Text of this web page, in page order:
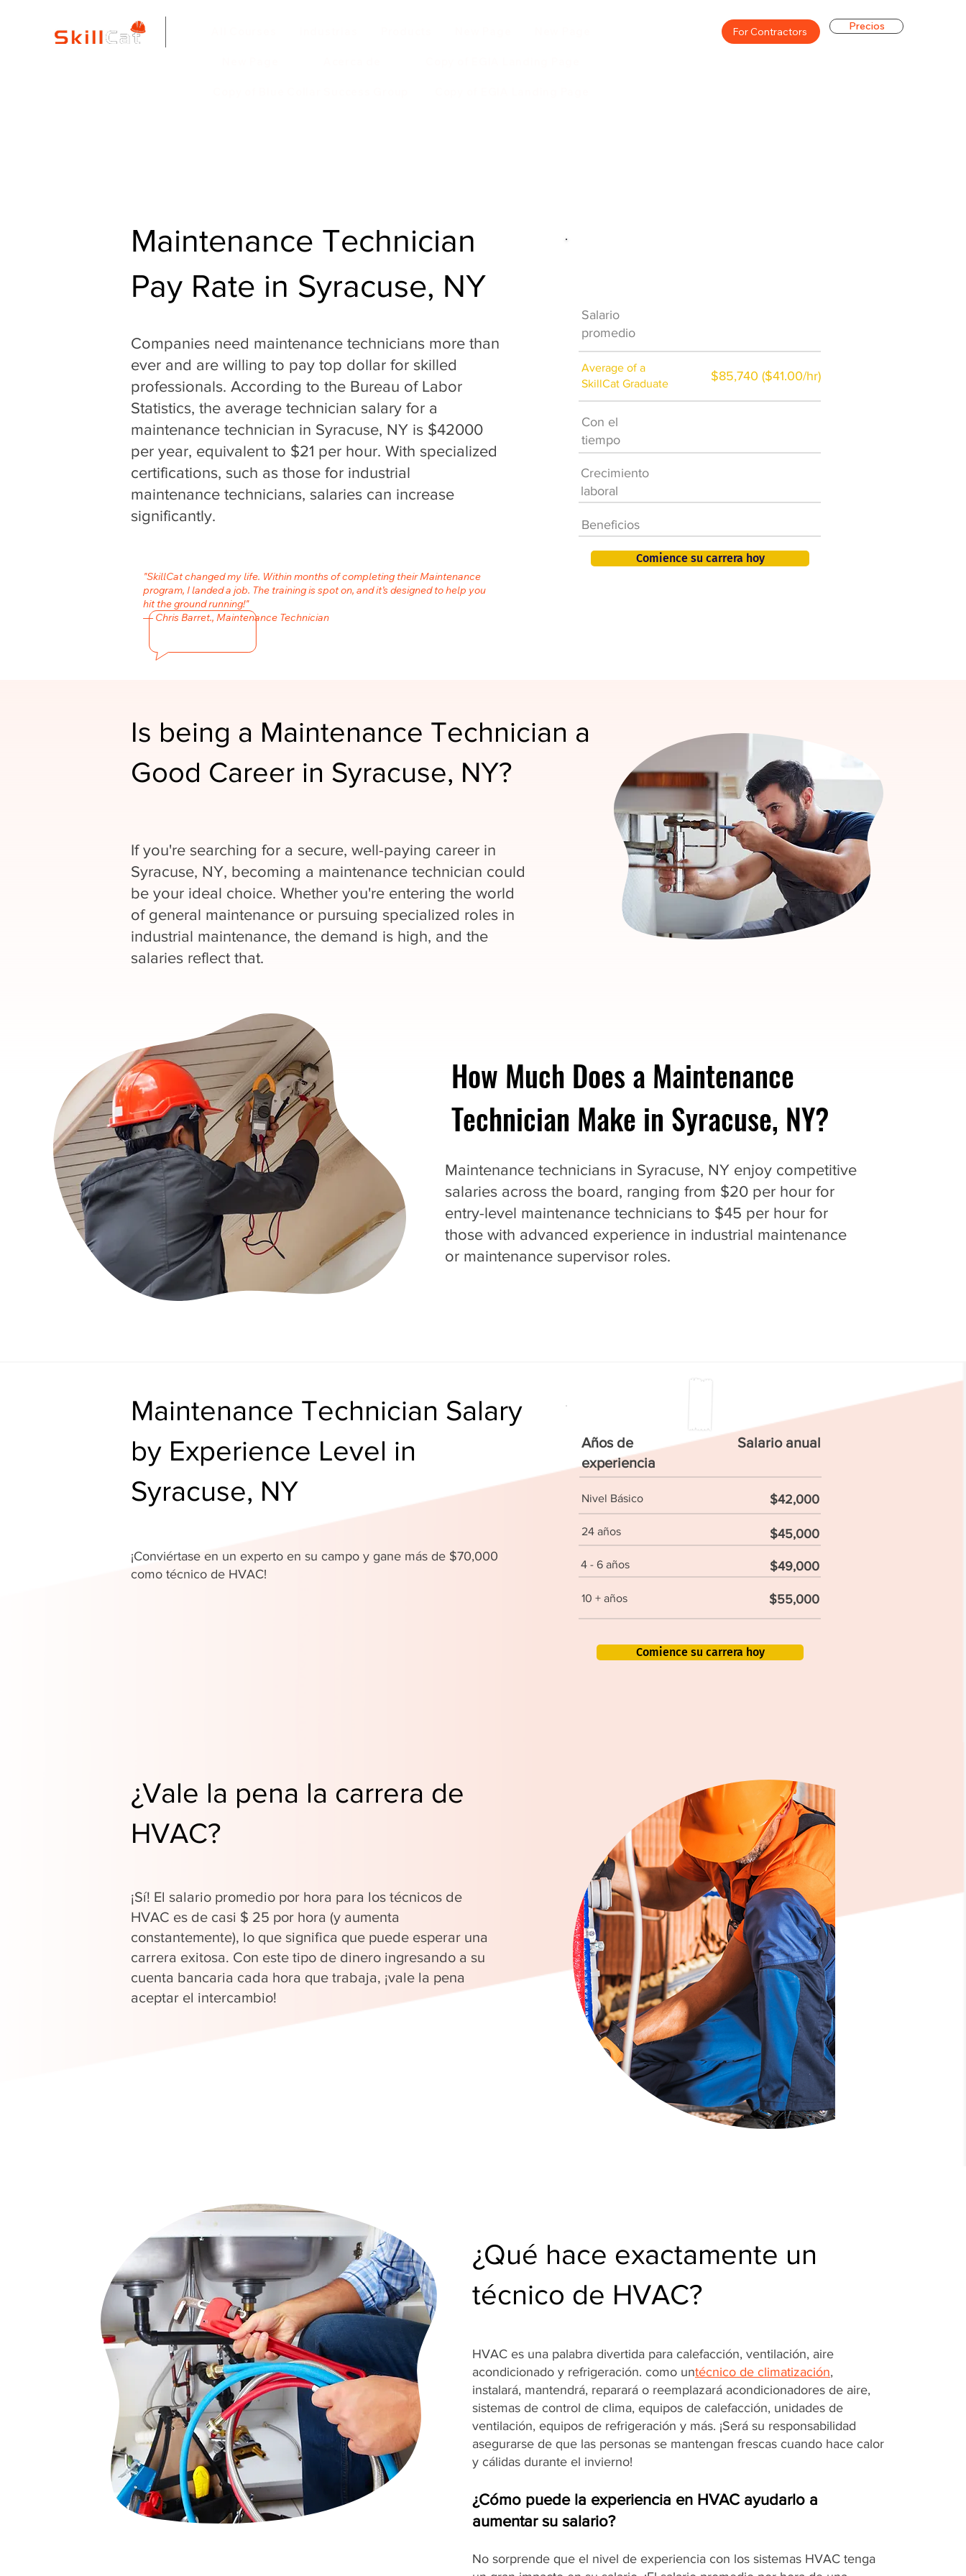
For Contractors Precios
Maintenance Technician
Pay Rate in Syracuse, NY
Companies need maintenance technicians more than
ever and are willing to pay top dollar for skilled
professionals. According to the Bureau of Labor
Statistics, the average technician salary for a
maintenance technician in Syracuse, NY is $42000
per year, equivalent to $21 per hour. With specialized
certifications, such as those for industrial
maintenance technicians, salaries can increase
significantly.
"SkillCat changed my life. Within months of completing their Maintenance
program, I landed a job. The training is spot on, and it’s designed to help you
hit the ground running!"
— Chris Barret., Maintenance Technician
Salario
promedio
Average of a
SkillCat Graduate
$85,740 ($41.00/hr)
Con el
tiempo
Crecimiento
laboral
Beneficios
Comience su carrera hoy
Is being a Maintenance Technician a
Good Career in Syracuse, NY?
If you're searching for a secure, well-paying career in
Syracuse, NY, becoming a maintenance technician could
be your ideal choice. Whether you're entering the world
of general maintenance or pursuing specialized roles in
industrial maintenance, the demand is high, and the
salaries reflect that.
How Much Does a Maintenance
Technician Make in Syracuse, NY?
Maintenance technicians in Syracuse, NY enjoy competitive
salaries across the board, ranging from $20 per hour for
entry-level maintenance technicians to $45 per hour for
those with advanced experience in industrial maintenance
or maintenance supervisor roles.
Maintenance Technician Salary
by Experience Level in
Syracuse, NY
¡Conviértase en un experto en su campo y gane más de $70,000
como técnico de HVAC!
Años de
experiencia
Salario anual
Nivel Básico $42,000
24 años $45,000
4 - 6 años $49,000
10 + años $55,000
Comience su carrera hoy
¿Vale la pena la carrera de
HVAC?
¡Sí! El salario promedio por hora para los técnicos de
HVAC es de casi $ 25 por hora (y aumenta
constantemente), lo que significa que puede esperar una
carrera exitosa. Con este tipo de dinero ingresando a su
cuenta bancaria cada hora que trabaja, ¡vale la pena
aceptar el intercambio!
¿Qué hace exactamente un
técnico de HVAC?
HVAC es una palabra divertida para calefacción, ventilación, aire
acondicionado y refrigeración. como untécnico de climatización,
instalará, mantendrá, reparará o reemplazará acondicionadores de aire,
sistemas de control de clima, equipos de calefacción, unidades de
ventilación, equipos de refrigeración y más. ¡Será su responsabilidad
asegurarse de que las personas se mantengan frescas cuando hace calor
y cálidas durante el invierno!
¿Cómo puede la experiencia en HVAC ayudarlo a
aumentar su salario?
No sorprende que el nivel de experiencia con los sistemas HVAC tenga